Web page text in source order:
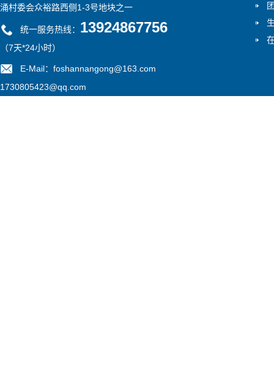
涌村委会众裕路西侧1-3号地块之一
统一服务热线： 13924867756
（7天*24小时）
E-Mail：foshannangong@163.com
1730805423@qq.com